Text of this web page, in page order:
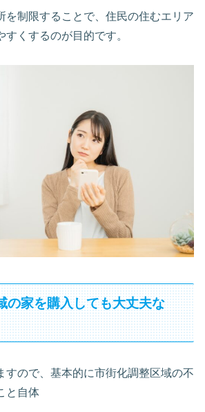
を制限することで、住民の住むエリア
すくするのが目的です。
の家を購入しても大丈夫な
すので、基本的に市街化調整区域の不
と自体